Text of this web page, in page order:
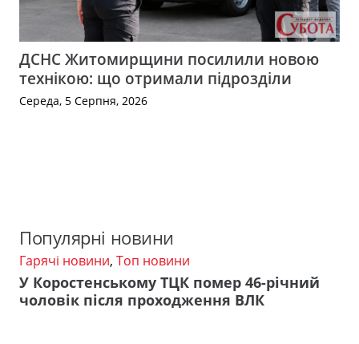
ДСНС Житомирщини посилили новою
технікою: що отримали підрозділи
Середа, 5 Серпня, 2026
Популярні новини
Гарячі новини, Топ новини
У Коростенському ТЦК помер 46-річний
чоловік після проходження ВЛК